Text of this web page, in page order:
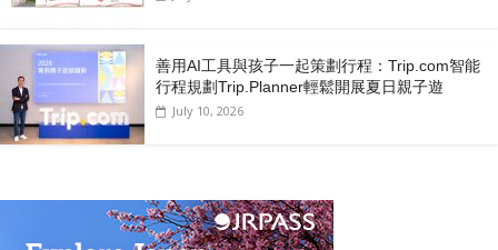
善用AI工具與孩子一起策劃行程：Trip.com智能
行程規劃Trip.Planner輕鬆開展夏日親子遊
July 10, 2026